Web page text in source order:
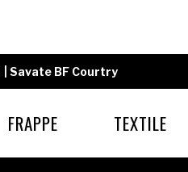
Savate BF Courtry
FRAPPE TEXTILE